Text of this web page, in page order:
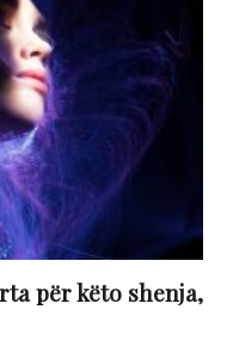
për këto shenja,